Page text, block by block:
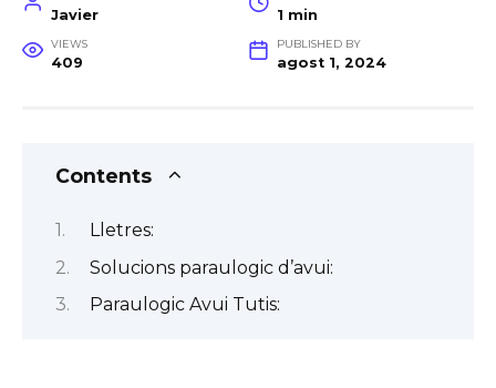
Javier 1 min
VIEWS
409
PUBLISHED BY
agost 1, 2024
Contents
Lletres:
Solucions paraulogic d’avui:
Paraulogic Avui Tutis: